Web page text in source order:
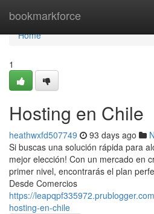
bookmarkforce
Home
Home
1
Hosting en Chile
heathwxfd507749 93 days ago
Si buscas una solución rápida para
mejor elección! Con un mercado en
primer nivel, encontrarás el plan
Desde Comercios
https://
hosting-en-chile